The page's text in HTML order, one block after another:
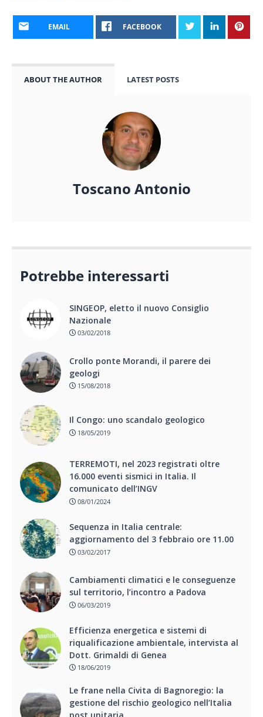
EMAIL FACEBOOK
ABOUT THE AUTHOR LATEST POSTS
Toscano Antonio
Potrebbe interessarti
SINGEOP, eletto il nuovo Consiglio
Nazionale
03/02/2018
Crollo ponte Morandi, il parere dei
geologi
15/08/2018
Il Congo: uno scandalo geologico
18/05/2019
TERREMOTI, nel 2023 registrati oltre
16.000 eventi sismici in Italia. Il
comunicato dell’INGV
08/01/2024
Sequenza in Italia centrale:
aggiornamento del 3 febbraio ore 11.00
03/02/2017
Cambiamenti climatici e le conseguenze
sul territorio, l’incontro a Padova
06/03/2019
Efficienza energetica e sistemi di
riqualificazione ambientale, intervista al
Dott. Grimaldi di Genea
18/06/2019
Le frane nella Civita di Bagnoregio: la
gestione del rischio geologico nell’Italia